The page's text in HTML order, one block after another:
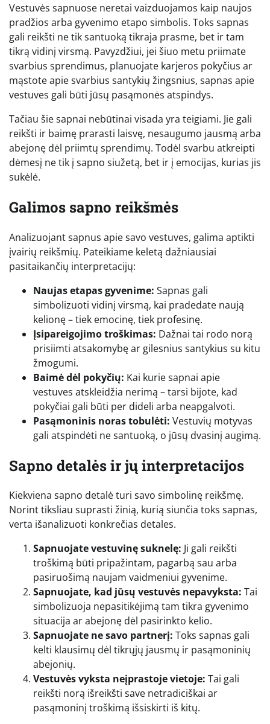
Vestuvės sapnuose neretai vaizduojamos kaip naujos
pradžios arba gyvenimo etapo simbolis. Toks sapnas
gali reikšti ne tik santuoką tikraja prasme, bet ir tam
tikrą vidinį virsmą. Pavyzdžiui, jei šiuo metu priimate
svarbius sprendimus, planuojate karjeros pokyčius ar
mąstote apie svarbius santykių žingsnius, sapnas apie
vestuves gali būti jūsų pasąmonės atspindys.
Tačiau šie sapnai nebūtinai visada yra teigiami. Jie gali
reikšti ir baimę prarasti laisvę, nesaugumo jausmą arba
abejonę dėl priimtų sprendimų. Todėl svarbu atkreipti
dėmesį ne tik į sapno siužetą, bet ir į emocijas, kurias jis
sukėlė.
Galimos sapno reikšmės
Analizuojant sapnus apie savo vestuves, galima aptikti
įvairių reikšmių. Pateikiame keletą dažniausiai
pasitaikančių interpretacijų:
Naujas etapas gyvenime: Sapnas gali
simbolizuoti vidinį virsmą, kai pradedate naują
kelionę – tiek emocinę, tiek profesinę.
Įsipareigojimo troškimas: Dažnai tai rodo norą
prisiimti atsakomybę ar gilesnius santykius su kitu
žmogumi.
Baimė dėl pokyčių: Kai kurie sapnai apie
vestuves atskleidžia nerimą – tarsi bijote, kad
pokyčiai gali būti per dideli arba neapgalvoti.
Pasąmoninis noras tobulėti: Vestuvių motyvas
gali atspindėti ne santuoką, o jūsų dvasinį augimą.
Sapno detalės ir jų interpretacijos
Kiekviena sapno detalė turi savo simbolinę reikšmę.
Norint tiksliau suprasti žinią, kurią siunčia toks sapnas,
verta išanalizuoti konkrečias detales.
Sapnuojate vestuvinę suknelę: Ji gali reikšti
troškimą būti pripažintam, pagarbą sau arba
pasiruošimą naujam vaidmeniui gyvenime.
Sapnuojate, kad jūsų vestuvės nepavyksta: Tai
simbolizuoja nepasitikėjimą tam tikra gyvenimo
situacija ar abejonę dėl pasirinkto kelio.
Sapnuojate ne savo partnerį: Toks sapnas gali
kelti klausimų dėl tikrųjų jausmų ir pasąmoninių
abejonių.
Vestuvės vyksta neįprastoje vietoje: Tai gali
reikšti norą išreikšti save netradiciškai ar
pasąmoninį troškimą išsiskirti iš kitų.